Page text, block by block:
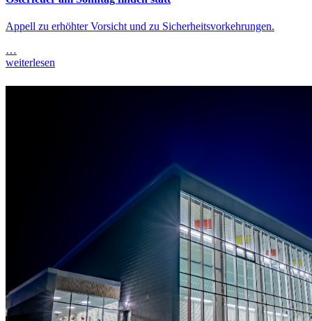
Appell zu erhöhter Vorsicht und zu Sicherheitsvorkehrungen.
…
weiterlesen